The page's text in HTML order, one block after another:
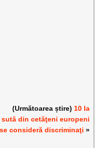
(Următoarea știre) 10 la
sută din cetăţeni europeni
se consideră discriminaţi »